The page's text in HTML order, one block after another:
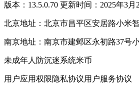
版本：13.5.0.70 更新时间：2025年3月
北京地址：北京市昌平区安居路小米
南京地址：南京市建邺区永初路37号
未成年人防沉迷系统米币
用户应用权限隐私协议用户服务协议